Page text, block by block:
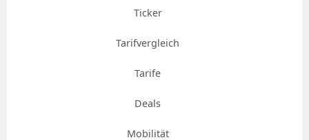
Ticker
Tarifvergleich
Tarife
Deals
Mobilität